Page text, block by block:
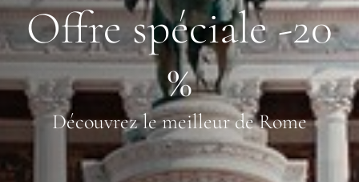
Offre spéciale -20
%
Découvrez le meilleur de Rome